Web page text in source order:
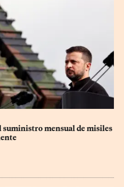
suministro mensual de misiles